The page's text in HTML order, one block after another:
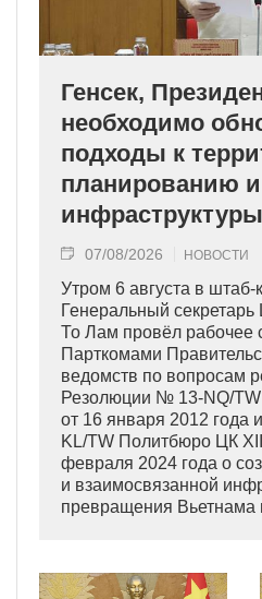
Генсек,
необходимо
подходы к
планированию
инфраструктуры
07/08/2026 НОВОСТИ
Утром 6 августа в
Генеральный
То Лам провёл рабочее
Парткомами
ведомств по вопросам
Резолюции № 13-NQ/
от 16 января 2012
KL/TW Политбюро ЦК
февраля 2024 года о
и взаимосвязанной
превращения Вьетнама